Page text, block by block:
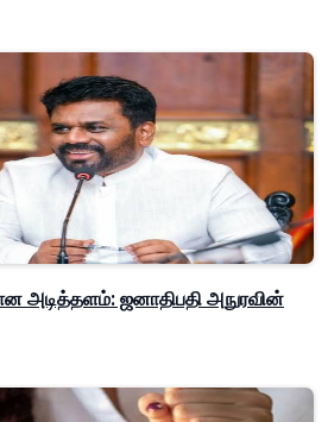
அடித்தளம்: ஜனாதிபதி அநுரவின்